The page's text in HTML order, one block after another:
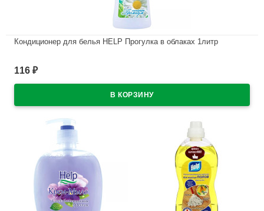
Кондиционер для белья HELP Прогулка в облаках 1литр
116 ₽